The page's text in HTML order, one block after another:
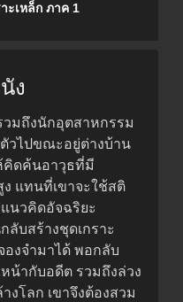
ะเหล็ก ภาค 1
ง
มถึงนักอุตสาหกรรม
วไปขณะอยู่ต่างบ้าน
คิดค้นอาวุธที่มี
แทนที่เขาจะใช้สติ
นวคิดอัจฉริยะ
ลับสร้างชุดเกราะ
องจำมาได้ พอกลับ
น้ากับอดีต รวมถึงล่วง
งโลก เขาจึงต้องสวม